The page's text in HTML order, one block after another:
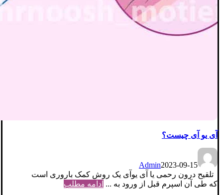
آی یو آی چیست؟
Admin2023-09-15
تلقیح درون رحمی یا آی یوآی یک روش کمک باروری است
که طی آن اسپرم قبل از ورود به ... ادامه مطلب